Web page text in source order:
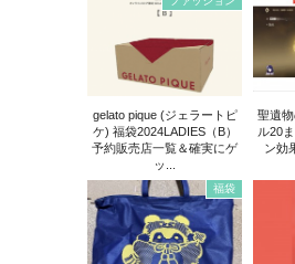
gelato pique (ジェラートピ
ケ) 福袋2024LADIES（B）
予約販売店一覧＆確実にゲ
ッ...
聖遺
ル20
ン効
福袋